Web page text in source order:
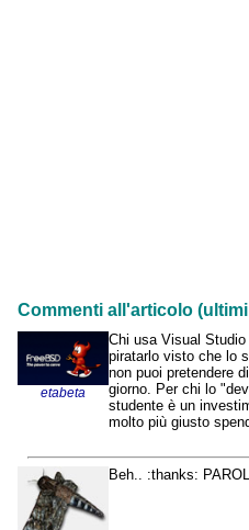
Commenti all'articolo (ultimi
etabeta
Chi usa Visual
piratarlo visto che lo
non puoi pretendere
giorno. Per chi lo
studente è un
molto più giusto
Beh.. :thanks: